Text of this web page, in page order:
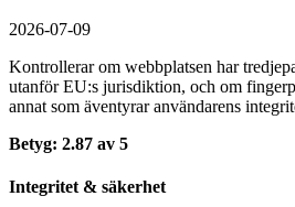
2026-07-09
Kontrollerar om webbplatsen har
utanför EU:s jurisdiktion, och om
annat som äventyrar användarens
Betyg: 2.87 av 5
Integritet & säkerhet